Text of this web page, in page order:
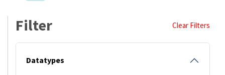
Filter Clear Filters
Datatypes